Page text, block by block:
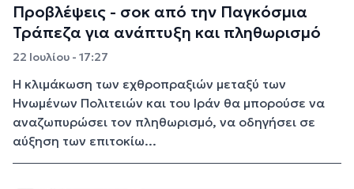
Προβλέψεις - σοκ από την Παγκόσμια
Τράπεζα για ανάπτυξη και πληθωρισμό
22 Ιουλίου - 17:27
Η κλιμάκωση των εχθροπραξιών μεταξύ των
Ηνωμένων Πολιτειών και του Ιράν θα μπορούσε να
αναζωπυρώσει τον πληθωρισμό, να οδηγήσει σε
αύξηση των επιτοκίω...